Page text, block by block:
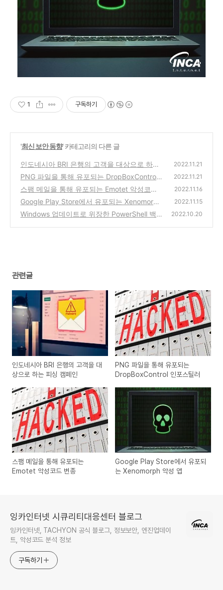
1 구독하기
'최신 보안 동향' 카테고리의 다른 글
인도네시아 BRI 은행의 고객을 대상으로 하는
피싱 캠페인
(0)
2022.11.21
PNG 파일을 통해 유포되는 DropBoxControl
인포스틸러
(0)
2022.11.21
스팸 메일을 통해 유포되는 Emotet 악성코드
변종
(0)
2022.11.16
Google Play Store에서 유포되는 Xenomorph
악성 앱
(0)
2022.11.15
Windows 업데이트로 위장한 PowerShell 백
2022.10.20
관련글
인도네시아 BRI 은행의 고객을 대
상으로 하는 피싱 캠페인
PNG 파일을 통해 유포되는
DropBoxControl 인포스틸러
스팸 메일을 통해 유포되는
Emotet 악성코드 변종
Google Play Store에서 유포되
는 Xenomorph 악성 앱
잉카인터넷 시큐리티대응센터 블로그
잉카인터넷, TACHYON 공식 블로그, 정보보안, 엔진업데이
트, 악성코드 분석 정보
구독하기